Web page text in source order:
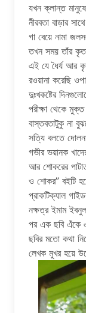
যখন ক্লান্ত
নীরবতা বাড়ার
গা বেয়ে নামা
তখন সময় তাঁর
এই যে ধৈর্য আর
রওয়ানা করেছি
দুঃখকষ্টের
পরীক্ষা থেকে
বাস্তবতাটুকু না
সত্যি বলতে
গভীর ভয়ানক
আর শোকরের
ও শোকর” বইটি
প্রাকটিক্যাল
নক্ষত্র ইমাম
পর এক ছবি এঁকে
ছবির মতো কথা
লেখক মুখর হয়ে